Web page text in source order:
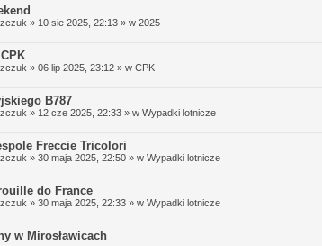
» 10 sie 2025, 22:13 » w 2025
» 06 lip 2025, 23:12 » w CPK
B787
» 12 cze 2025, 22:33 » w Wypadki lotnicze
Freccie Tricolori
» 30 maja 2025, 22:50 » w Wypadki lotnicze
do France
» 30 maja 2025, 22:33 » w Wypadki lotnicze
w Mirosławicach